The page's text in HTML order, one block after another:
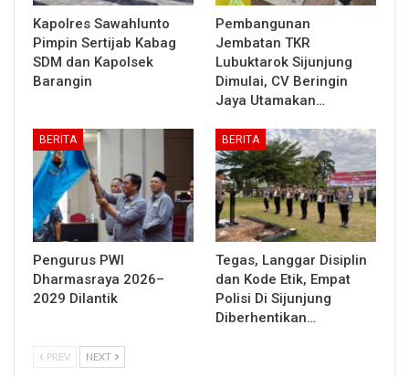
Kapolres Sawahlunto
Pimpin Sertijab Kabag
SDM dan Kapolsek
Barangin
Pembangunan
Jembatan TKR
Lubuktarok Sijunjung
Dimulai, CV Beringin
Jaya Utamakan…
BERITA
Pengurus PWI
Dharmasraya 2026–
2029 Dilantik
BERITA
Tegas, Langgar Disiplin
dan Kode Etik, Empat
Polisi Di Sijunjung
Diberhentikan…
PREV NEXT